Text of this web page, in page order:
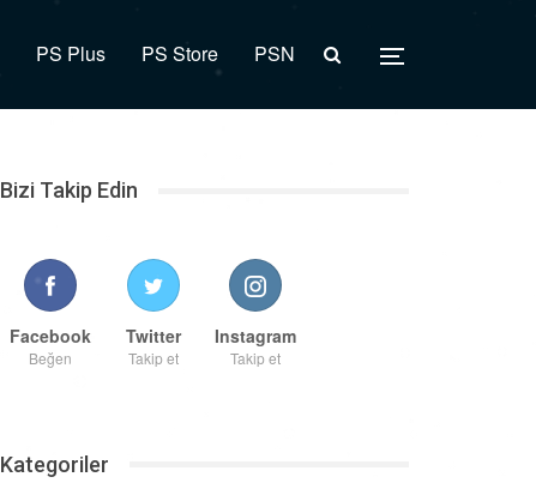
PS Plus PS Store PSN
Bizi Takip Edin
Facebook
Beğen
Twitter
Takip et
Instagram
Takip et
Kategoriler